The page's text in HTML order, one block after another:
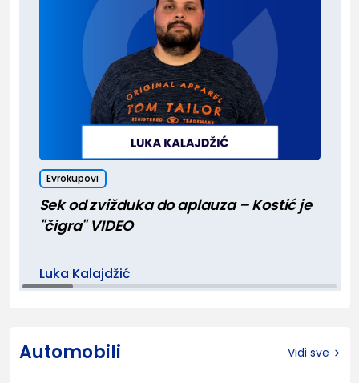
Evrokupovi
Sek od zvižduka do aplauza – Kostić je
"čigra" VIDEO
Luka Kalajdžić
Automobili Vidi sve